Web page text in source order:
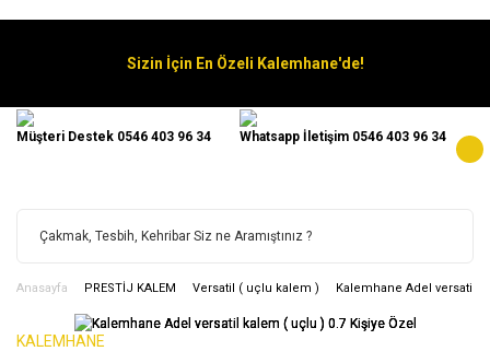
Sizin İçin En Özeli Kalemhane'de!
Müşteri Destek 0546 403 96 34 Whatsapp İletişim 0546 403 96 34
Anasayfa PRESTİJ KALEM Versatil ( uçlu kalem ) Kalemhane Adel versatil
KALEMHANE